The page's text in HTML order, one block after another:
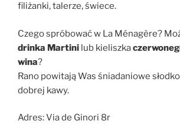
filiżanki, talerze, świece.
Czego spróbować w La Ménagère?
drinka Martini lub kieliszka
wina?
Rano powitają Was śniadaniowe
dobrej kawy.
Adres: Via de Ginori 8r